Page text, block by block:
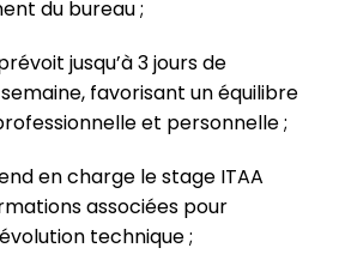
du bureau ;
jusqu’à 3 jours de
favorisant un équilibre
et personnelle ;
en charge le stage ITAA
associées pour
technique ;